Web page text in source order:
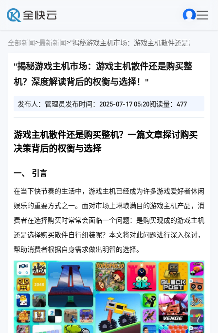
全部新闻>最新新闻>"揭秘游戏主机市场：游戏主机散件还是购买整
"揭秘游戏主机市场：游戏主机散件还是购买整
机？深度解读背后的权衡与选择！"
发布人：管理员发布时间：2025-07-17 05:20阅读量：477
游戏主机散件还是购买整机？一篇文章探讨购买
决策背后的权衡与选择
一、 引言
在当下快节奏的生活中，游戏主机已经成为许多游戏爱好者休闲
娱乐的重要方式之一。面对市场上琳琅满目的游戏主机产品，消
费者在选择购买时常常会面临一个问题：是购买现成的游戏主机
还是选择购买散件自行组装呢？本文将对此问题进行深入探讨，
帮助消费者根据自身需求做出明智的选择。